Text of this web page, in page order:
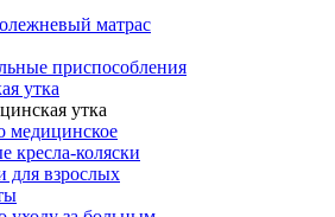
матрас
приспособления
утка
утка
медицинское
кресла-коляски
для взрослых